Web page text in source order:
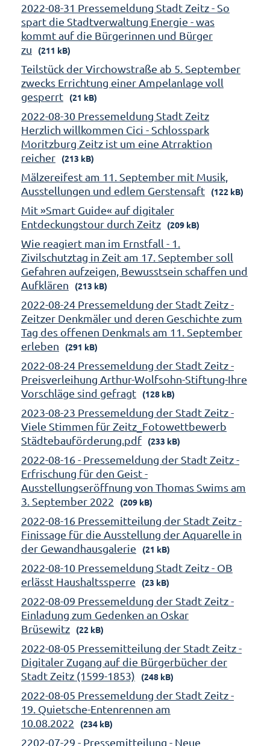
2022-08-31 Pressemeldung Stadt Zeitz - So
spart die Stadtverwaltung Energie - was
kommt auf die Bürgerinnen und Bürger
zu
(211 kB)
Teilstück der Virchowstraße ab 5. September
zwecks Errichtung einer Ampelanlage voll
gesperrt
(21 kB)
2022-08-30 Pressemeldung Stadt Zeitz
Herzlich willkommen Cici - Schlosspark
Moritzburg Zeitz ist um eine Atrraktion
reicher
(213 kB)
Mälzereifest am 11. September mit Musik,
Ausstellungen und edlem Gerstensaft
(122 kB)
Mit »Smart Guide« auf digitaler
Entdeckungstour durch Zeitz
(209 kB)
Wie reagiert man im Ernstfall - 1.
Zivilschutztag in Zeit am 17. September soll
Gefahren aufzeigen, Bewusstsein schaffen und
Aufklären
(213 kB)
2022-08-24 Pressemeldung der Stadt Zeitz -
Zeitzer Denkmäler und deren Geschichte zum
Tag des offenen Denkmals am 11. September
erleben
(291 kB)
2022-08-24 Pressemeldung der Stadt Zeitz -
Preisverleihung Arthur-Wolfsohn-Stiftung-Ihre
Vorschläge sind gefragt
(128 kB)
2023-08-23 Pressemeldung der Stadt Zeitz -
Viele Stimmen für Zeitz_Fotowettbewerb
Städtebauförderung.pdf
(233 kB)
2022-08-16 - Pressemeldung der Stadt Zeitz -
Erfrischung für den Geist -
Ausstellungseröffnung von Thomas Swims am
3. September 2022
(209 kB)
2022-08-16 Pressemitteilung der Stadt Zeitz -
Finissage für die Ausstellung der Aquarelle in
der Gewandhausgalerie
(21 kB)
2022-08-10 Pressemeldung Stadt Zeitz - OB
erlässt Haushaltssperre
(23 kB)
2022-08-09 Pressemeldung der Stadt Zeitz -
Einladung zum Gedenken an Oskar
Brüsewitz
(22 kB)
2022-08-05 Pressemitteilung der Stadt Zeitz -
Digitaler Zugang auf die Bürgerbücher der
Stadt Zeitz (1599-1853)
(248 kB)
2022-08-05 Pressemeldung der Stadt Zeitz -
19. Quietsche-Entenrennen am
10.08.2022
(234 kB)
2202-07-29 - Pressemitteilung - Neue